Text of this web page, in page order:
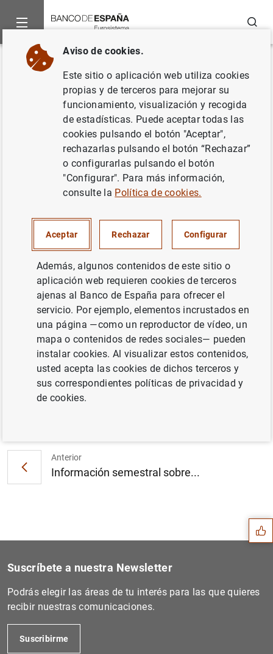
Inicio Noticias y eventos
Volver
Adhesión de los bancos
centrales y de los supervisores
bancarios de los nuevos
Estados miembros a los
memorandos de
entendimiento...
Adhesión de los bancos centrales y de los
supervisores bancarios de los nuevos
Estados miembros a los memorandos de
entendimiento... (105KB)
Anterior
Información semestral sobre...
Sugerencias
Suscríbete a nuestra Newsletter
Podrás elegir las áreas de tu interés para las que quieres
recibir nuestras comunicaciones.
Suscribirme
Aviso de cookies.
Este sitio o aplicación web utiliza cookies
propias y de terceros para mejorar su
funcionamiento, visualización y recogida
de estadísticas. Puede aceptar todas las
cookies pulsando el botón "Aceptar",
rechazarlas pulsando el botón “Rechazar”
o configurarlas pulsando el botón
"Configurar". Para más información,
consulte la Política de cookies.
Aceptar Rechazar Configurar
Además, algunos contenidos de este sitio o
aplicación web requieren cookies de terceros
ajenas al Banco de España para ofrecer el
servicio. Por ejemplo, elementos incrustados en
una página —como un reproductor de vídeo, un
mapa o contenidos de redes sociales— pueden
instalar cookies. Al visualizar estos contenidos,
usted acepta las cookies de dichos terceros y
sus correspondientes políticas de privacidad y
de cookies.